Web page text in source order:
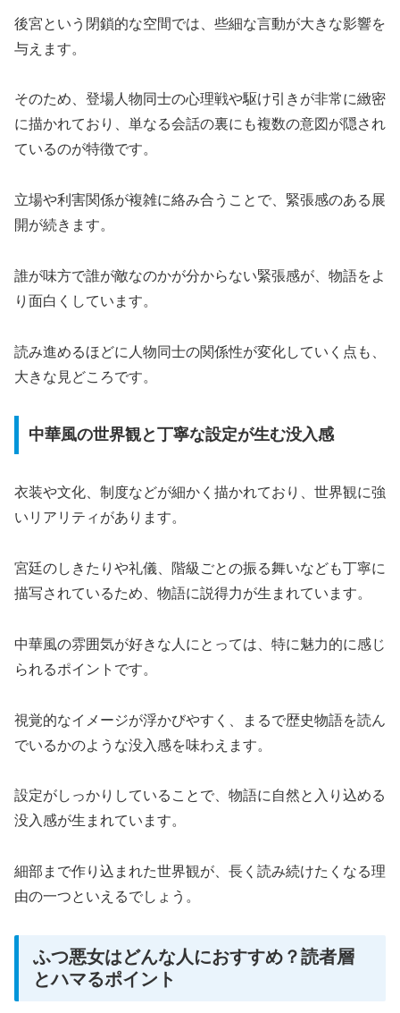
後宮という閉鎖的な空間では、些細な言動が大きな影響を
与えます。
そのため、登場人物同士の心理戦や駆け引きが非常に緻密
に描かれており、単なる会話の裏にも複数の意図が隠され
ているのが特徴です。
立場や利害関係が複雑に絡み合うことで、緊張感のある展
開が続きます。
誰が味方で誰が敵なのかが分からない緊張感が、物語をよ
り面白くしています。
読み進めるほどに人物同士の関係性が変化していく点も、
大きな見どころです。
中華風の世界観と丁寧な設定が生む没入感
衣装や文化、制度などが細かく描かれており、世界観に強
いリアリティがあります。
宮廷のしきたりや礼儀、階級ごとの振る舞いなども丁寧に
描写されているため、物語に説得力が生まれています。
中華風の雰囲気が好きな人にとっては、特に魅力的に感じ
られるポイントです。
視覚的なイメージが浮かびやすく、まるで歴史物語を読ん
でいるかのような没入感を味わえます。
設定がしっかりしていることで、物語に自然と入り込める
没入感が生まれています。
細部まで作り込まれた世界観が、長く読み続けたくなる理
由の一つといえるでしょう。
ふつ悪女はどんな人におすすめ？読者層
とハマるポイント